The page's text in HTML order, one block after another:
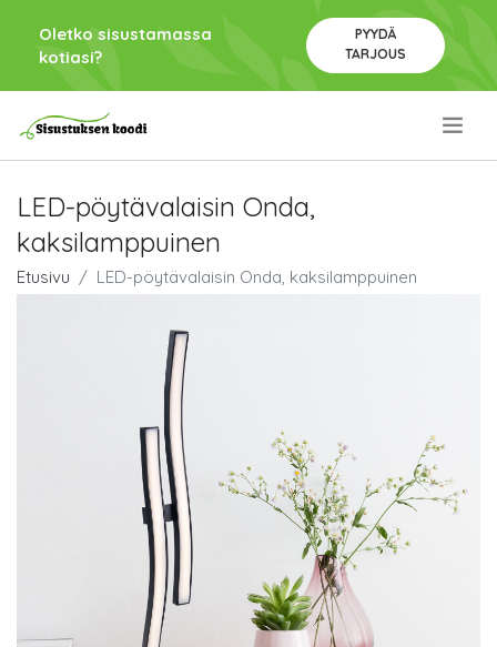
Oletko sisustamassa
kotiasi?
PYYDÄ
TARJOUS
LED-pöytävalaisin Onda,
kaksilamppuinen
Etusivu LED-pöytävalaisin Onda, kaksilamppuinen